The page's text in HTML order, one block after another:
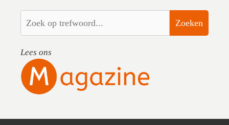
Zoeken
Lees ons